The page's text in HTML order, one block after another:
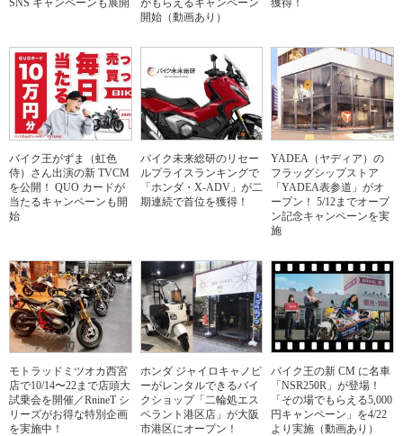
SNS キャンペーンも展開
がもらえるキャンペーン
開始（動画あり）
獲得！
バイク王がずま（虹色
侍）さん出演の新 TVCM
を公開！ QUO カードが
当たるキャンペーンも開
始
バイク未来総研のリセー
ルプライスランキングで
「ホンダ・X-ADV」が二
期連続で首位を獲得！
YADEA（ヤディア）の
フラッグシップストア
「YADEA表参道」がオ
ープン！ 5/12までオープ
ン記念キャンペーンを実
施
モトラッドミツオカ西宮
店で10/14〜22まで店頭大
試乗会を開催／RnineT シ
リーズがお得な特別企画
を実施中！
ホンダ ジャイロキャノピ
ーがレンタルできるバイ
クショップ「二輪処エス
ペラント港区店」が大阪
市港区にオープン！
バイク王の新 CM に名車
「NSR250R」が登場！
「その場でもらえる5,000
円キャンペーン」を4/22
より実施（動画あり）